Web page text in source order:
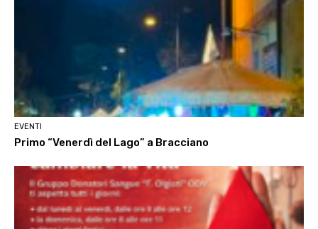
EVENTI
Primo “Venerdì del Lago” a Bracciano